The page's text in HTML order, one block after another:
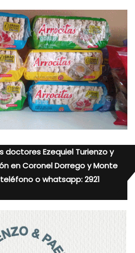
doctores Ezequiel Turienzo y
en Coronel Dorrego y Monte
o whatsapp: 2921